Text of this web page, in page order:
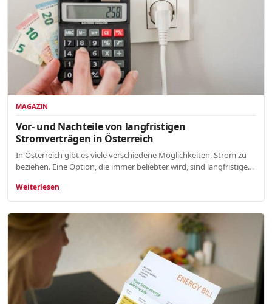
MAGAZIN
Vor- und Nachteile von langfristigen
Stromverträgen in Österreich
In Österreich gibt es viele verschiedene Möglichkeiten, Strom zu
beziehen. Eine Option, die immer beliebter wird, sind langfristige…
Weiterlesen